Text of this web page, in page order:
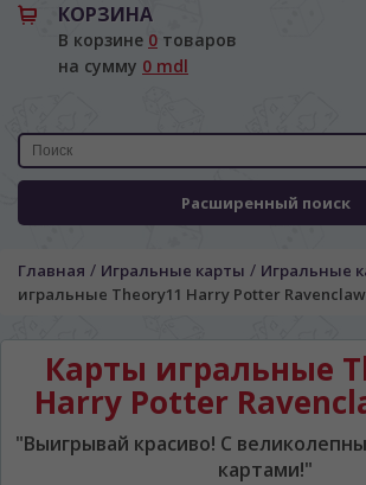
КОРЗИНА
В корзине 0 товаров
на сумму 0 mdl
Расширенный поиск
Главная / Игральные карты / Игральные
игральные Theory11 Harry Potter
Карты игральные
Harry Potter
"Выигрывай красиво! С
картами!"
ЯЗЫК САЙТА / LIMBA SITE-ULUI
На каком языке Вы хотите
просматривать наш сайт?
În ce limbă ați dori să vedeți site-ul nostru?